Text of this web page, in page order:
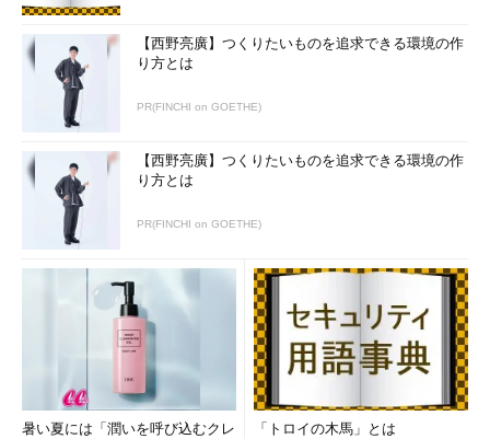
※1 「--timefmt %F」で「年-月-
分:秒」（年は4桁、%Yを%yにすると
treeの主なオプション（グラフィックおよびHTML/XML関
短いオ
長いオプ
ション
意味
ツリー状にインデントせずに表示（本文参照）
ツリー表示の線を滑らかなけい線で表示
ツリー表示の線をASCIIのけい線文字で表示（「--
charset=IBM437」相当）
【西野亮廣】つくりたいものを追求できる環境の作
り方とは
PR(FINCHI on GOETHE)
【西野亮廣】つくりたいものを追求できる環境の作
り方とは
PR(FINCHI on GOETHE)
暑い夏には「潤いを呼び込むクレ
「トロイの木馬」とは